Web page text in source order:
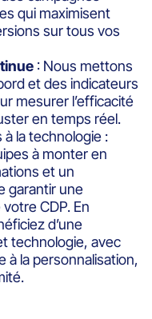
qui maximisent
sur tous vos
: Nous mettons
et des indicateurs
mesurer l’efficacité
en temps réel.
la technologie :
à monter en
et un
garantir une
CDP. En
d’une
technologie, avec
la personnalisation,